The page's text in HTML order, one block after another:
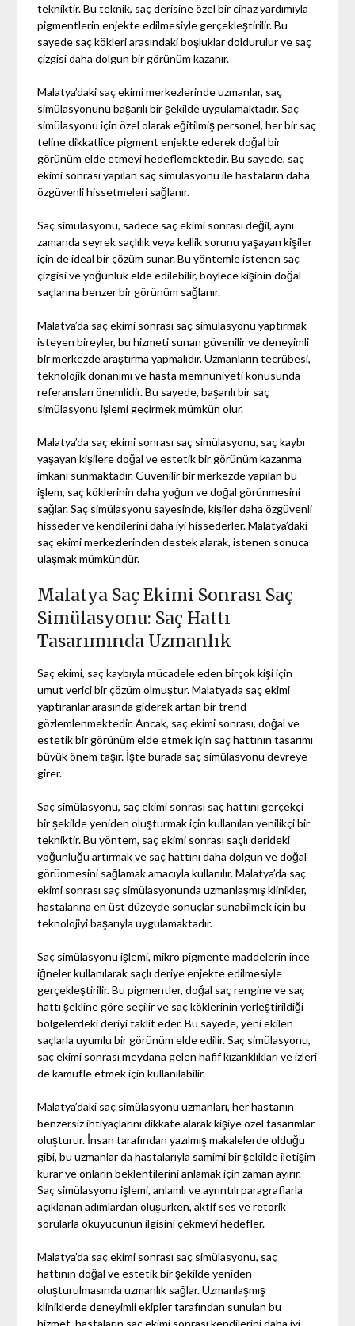
tekniktir. Bu teknik, saç derisine özel bir cihaz yardımıyla
pigmentlerin enjekte edilmesiyle gerçekleştirilir. Bu
sayede saç kökleri arasındaki boşluklar doldurulur ve saç
çizgisi daha dolgun bir görünüm kazanır.
Malatya’daki saç ekimi merkezlerinde uzmanlar, saç
simülasyonunu başarılı bir şekilde uygulamaktadır. Saç
simülasyonu için özel olarak eğitilmiş personel, her bir saç
teline dikkatlice pigment enjekte ederek doğal bir
görünüm elde etmeyi hedeflemektedir. Bu sayede, saç
ekimi sonrası yapılan saç simülasyonu ile hastaların daha
özgüvenli hissetmeleri sağlanır.
Saç simülasyonu, sadece saç ekimi sonrası değil, aynı
zamanda seyrek saçlılık veya kellik sorunu yaşayan kişiler
için de ideal bir çözüm sunar. Bu yöntemle istenen saç
çizgisi ve yoğunluk elde edilebilir, böylece kişinin doğal
saçlarına benzer bir görünüm sağlanır.
Malatya’da saç ekimi sonrası saç simülasyonu yaptırmak
isteyen bireyler, bu hizmeti sunan güvenilir ve deneyimli
bir merkezde araştırma yapmalıdır. Uzmanların tecrübesi,
teknolojik donanımı ve hasta memnuniyeti konusunda
referansları önemlidir. Bu sayede, başarılı bir saç
simülasyonu işlemi geçirmek mümkün olur.
Malatya’da saç ekimi sonrası saç simülasyonu, saç kaybı
yaşayan kişilere doğal ve estetik bir görünüm kazanma
imkanı sunmaktadır. Güvenilir bir merkezde yapılan bu
işlem, saç köklerinin daha yoğun ve doğal görünmesini
sağlar. Saç simülasyonu sayesinde, kişiler daha özgüvenli
hisseder ve kendilerini daha iyi hissederler. Malatya’daki
saç ekimi merkezlerinden destek alarak, istenen sonuca
ulaşmak mümkündür.
Malatya Saç Ekimi Sonrası Saç
Simülasyonu: Saç Hattı
Tasarımında Uzmanlık
Saç ekimi, saç kaybıyla mücadele eden birçok kişi için
umut verici bir çözüm olmuştur. Malatya’da saç ekimi
yaptıranlar arasında giderek artan bir trend
gözlemlenmektedir. Ancak, saç ekimi sonrası, doğal ve
estetik bir görünüm elde etmek için saç hattının tasarımı
büyük önem taşır. İşte burada saç simülasyonu devreye
girer.
Saç simülasyonu, saç ekimi sonrası saç hattını gerçekçi
bir şekilde yeniden oluşturmak için kullanılan yenilikçi bir
tekniktir. Bu yöntem, saç ekimi sonrası saçlı derideki
yoğunluğu artırmak ve saç hattını daha dolgun ve doğal
görünmesini sağlamak amacıyla kullanılır. Malatya’da saç
ekimi sonrası saç simülasyonunda uzmanlaşmış klinikler,
hastalarına en üst düzeyde sonuçlar sunabilmek için bu
teknolojiyi başarıyla uygulamaktadır.
Saç simülasyonu işlemi, mikro pigmente maddelerin ince
iğneler kullanılarak saçlı deriye enjekte edilmesiyle
gerçekleştirilir. Bu pigmentler, doğal saç rengine ve saç
hattı şekline göre seçilir ve saç köklerinin yerleştirildiği
bölgelerdeki deriyi taklit eder. Bu sayede, yeni ekilen
saçlarla uyumlu bir görünüm elde edilir. Saç simülasyonu,
saç ekimi sonrası meydana gelen hafif kızarıklıkları ve izleri
de kamufle etmek için kullanılabilir.
Malatya’daki saç simülasyonu uzmanları, her hastanın
benzersiz ihtiyaçlarını dikkate alarak kişiye özel tasarımlar
oluşturur. İnsan tarafından yazılmış makalelerde olduğu
gibi, bu uzmanlar da hastalarıyla samimi bir şekilde iletişim
kurar ve onların beklentilerini anlamak için zaman ayırır.
Saç simülasyonu işlemi, anlamlı ve ayrıntılı paragraflarla
açıklanan adımlardan oluşurken, aktif ses ve retorik
sorularla okuyucunun ilgisini çekmeyi hedefler.
Malatya’da saç ekimi sonrası saç simülasyonu, saç
hattının doğal ve estetik bir şekilde yeniden
oluşturulmasında uzmanlık sağlar. Uzmanlaşmış
kliniklerde deneyimli ekipler tarafından sunulan bu
hizmet, hastaların saç ekimi sonrası kendilerini daha iyi